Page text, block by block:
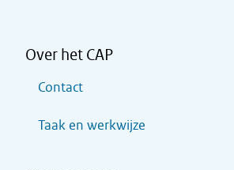
Over het CAP
Contact
Taak en werkwijze